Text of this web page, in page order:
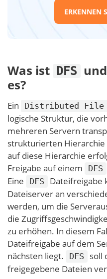
ERKENNEN
Was ist DFS
es?
Ein Distributed File
logische Struktur, die
mehreren Servern
strukturierten
auf diese Hierarchie
Freigabe auf einem
DFS
Eine
DFS
Dateifreigabe
Dateiserver an
werden, um die
die
zu erhöhen. In diesem
Dateifreigabe auf dem
nächsten liegt.
DFS
soll
freigegebene Dateien